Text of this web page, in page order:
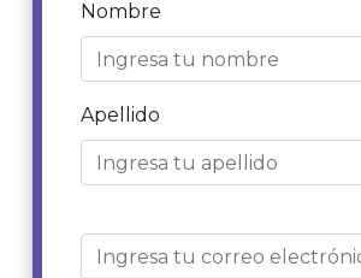
Nombre
Apellido